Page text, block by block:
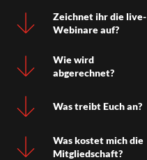
Zeichnet ihr die live-
Webinare auf?
Wie wird
abgerechnet?
Was treibt Euch an?
Was kostet mich die
Mitgliedschaft?